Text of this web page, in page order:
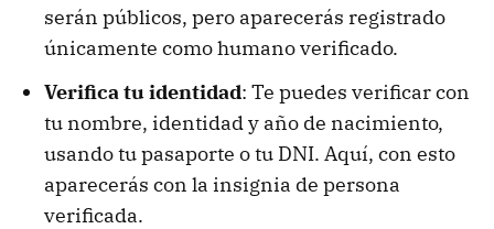
serán públicos, pero aparecerás registrado
únicamente como humano verificado.
Verifica tu identidad: Te puedes verificar con
tu nombre, identidad y año de nacimiento,
usando tu pasaporte o tu DNI. Aquí, con esto
aparecerás con la insignia de persona
verificada.